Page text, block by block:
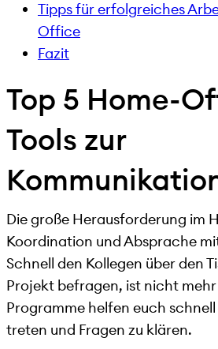
Tipps für erfolgreiches
Office
Fazit
Top 5 Home-
Tools zur
Die große Herausforderung im
Koordination und Absprache
Schnell den Kollegen über den
Projekt befragen, ist nicht
Programme helfen euch
treten und Fragen zu klären.